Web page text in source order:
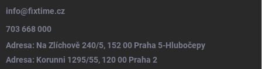
info@fixtime.cz
703 668 000
Adresa: Na Zlíchově 240/5, 152 00 Praha 5-Hlubočepy
Adresa: Korunni 1295/55, 120 00 Praha 2